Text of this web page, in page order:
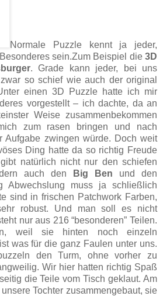
Normale Puzzle kennt ja jeder,
sein.Zum Beispiel die 3D
. Grade kann jeder, bei uns
so schief wie auch der original
einen 3D Puzzle hatte ich mir
vorgestellt – ich dachte, da an
Weise zusammenbekommen
zum rasen bringen und nach
Aufgabe zwingen würde. Doch weit
Ding hatte da so richtig Freude
natürlich nicht nur den schiefen
auch den
Big Ben und den
Abwechslung muss ja schließlich
sind in frischen Patchwork Farben,
robust. Und man soll es nicht
nur aus 216 “besonderen” Teilen.
weil sie hinten noch einzeln
was für die ganz Faulen unter uns.
den Turm, ohne vorher zu
Wir hier hatten richtig Spaß
die Teile vom Tisch geklaut. Am
Tochter zusammengebaut, sie